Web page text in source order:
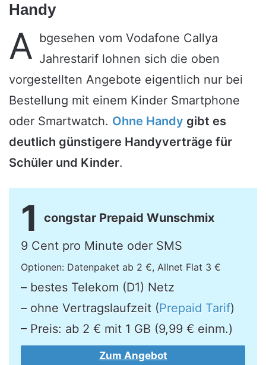
Handy
A bgesehen vom Vodafone Callya
Jahrestarif lohnen sich die oben
vorgestellten Angebote eigentlich nur bei
Bestellung mit einem Kinder Smartphone
oder Smartwatch. Ohne Handy gibt es
deutlich günstigere Handyverträge für
Schüler und Kinder.
1
congstar Prepaid Wunschmix
9 Cent pro Minute oder SMS
Optionen: Datenpaket ab 2 €, Allnet Flat 3 €
– bestes Telekom (D1) Netz
– ohne Vertragslaufzeit (Prepaid Tarif)
– Preis: ab 2 € mit 1 GB (9,99 € einm.)
Zum Angebot